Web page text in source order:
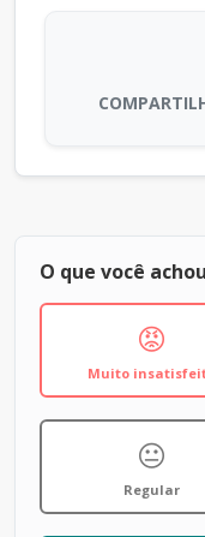
O que você
😡
Muito
😐
Regular